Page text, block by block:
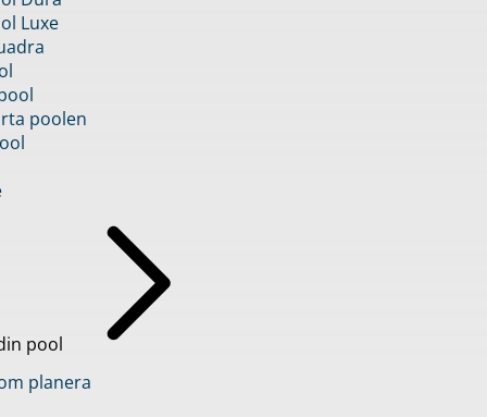
Luxe
poolen
pool
planera